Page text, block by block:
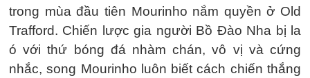
trong mùa đầu tiên Mourinho nắm quyền ở Old
Trafford. Chiến lược gia người Bồ Đào Nha bị la
ó với thứ bóng đá nhàm chán, vô vị và cứng
nhắc, song Mourinho luôn biết cách chiến thắng